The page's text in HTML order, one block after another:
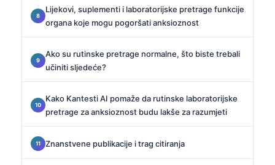
Lijekovi, suplementi i laboratorijske pretrage funkcije
organa koje mogu pogoršati anksioznost
Ako su rutinske pretrage normalne, što biste trebali
učiniti sljedeće?
Kako Kantesti AI pomaže da rutinske laboratorijske
pretrage za anksioznost budu lakše za razumjeti
Znanstvene publikacije i trag citiranja